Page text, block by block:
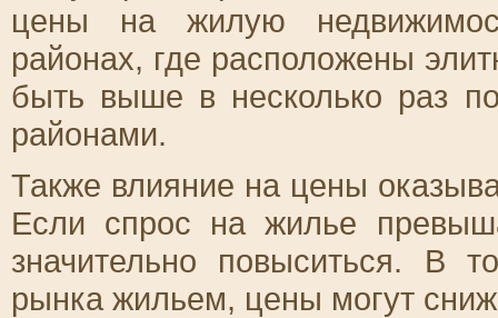
цены на жилую
районах, где расположены
быть выше в несколько раз
районами.
Также влияние на цены
Если спрос на жилье
значительно повыситься. В
рынка жильем, цены могут